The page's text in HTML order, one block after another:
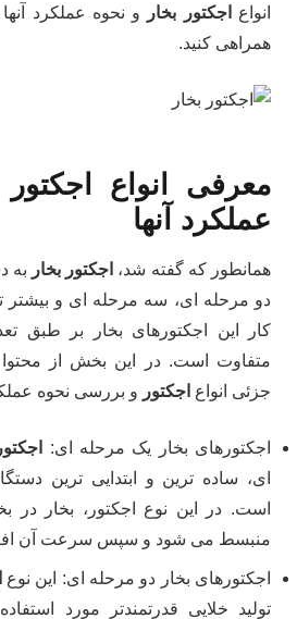
انواع
اجکتور بخار
و نحوه عملکرد
همراهی کنید.
معرفی انواع
عملکرد آنها
همانطور که گفته شد، اجکتور بخار به
دو مرحله ای، سه مرحله ای و
کار این اجکتورهای بخار بر طبق
متفاوت است. در این بخش از
جزئی انواع اجکتور و بررسی نحوه
اجکتورهای بخار یک مرحله ای:
ای، ساده ترین و ابتدایی ترین
است. در این نوع اجکتور، بخار در
منبسط می شود و سپس سرعت آن
اجکتورهای بخار دو مرحله ای: این نوع
تولید خلایی قدرتمندتر مورد